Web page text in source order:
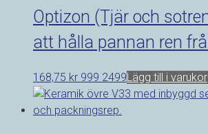
Optizon (Tjär och
att hålla pannan ren
168,75 kr 999 2499Lägg till i